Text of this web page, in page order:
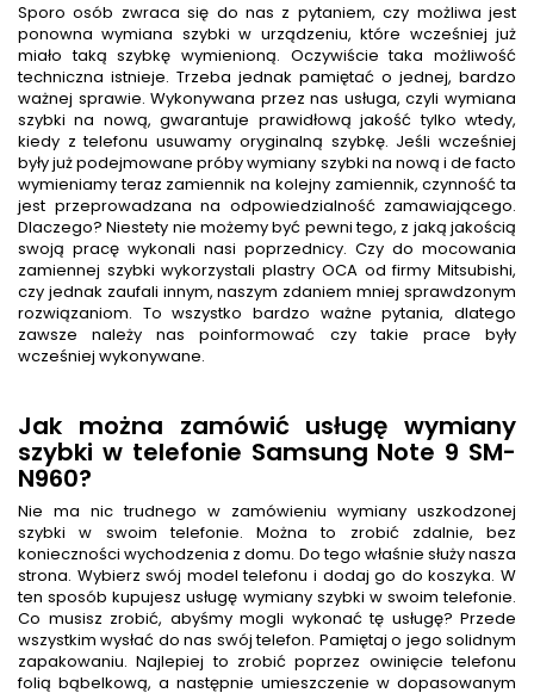
Sporo osób zwraca się do nas z pytaniem, czy możliwa jest
ponowna wymiana szybki w urządzeniu, które wcześniej już
miało taką szybkę wymienioną. Oczywiście taka możliwość
techniczna istnieje. Trzeba jednak pamiętać o jednej, bardzo
ważnej sprawie. Wykonywana przez nas usługa, czyli wymiana
szybki na nową, gwarantuje prawidłową jakość tylko wtedy,
kiedy z telefonu usuwamy oryginalną szybkę. Jeśli wcześniej
były już podejmowane próby wymiany szybki na nową i de facto
wymieniamy teraz zamiennik na kolejny zamiennik, czynność ta
jest przeprowadzana na odpowiedzialność zamawiającego.
Dlaczego? Niestety nie możemy być pewni tego, z jaką jakością
swoją pracę wykonali nasi poprzednicy. Czy do mocowania
zamiennej szybki wykorzystali plastry OCA od firmy Mitsubishi,
czy jednak zaufali innym, naszym zdaniem mniej sprawdzonym
rozwiązaniom. To wszystko bardzo ważne pytania, dlatego
zawsze należy nas poinformować czy takie prace były
wcześniej wykonywane.
Jak można zamówić usługę wymiany
szybki w telefonie Samsung Note 9 SM-
N960?
Nie ma nic trudnego w zamówieniu wymiany uszkodzonej
szybki w swoim telefonie. Można to zrobić zdalnie, bez
konieczności wychodzenia z domu. Do tego właśnie służy nasza
strona. Wybierz swój model telefonu i dodaj go do koszyka. W
ten sposób kupujesz usługę wymiany szybki w swoim telefonie.
Co musisz zrobić, abyśmy mogli wykonać tę usługę? Przede
wszystkim wysłać do nas swój telefon. Pamiętaj o jego solidnym
zapakowaniu. Najlepiej to zrobić poprzez owinięcie telefonu
folią bąbelkową, a następnie umieszczenie w dopasowanym